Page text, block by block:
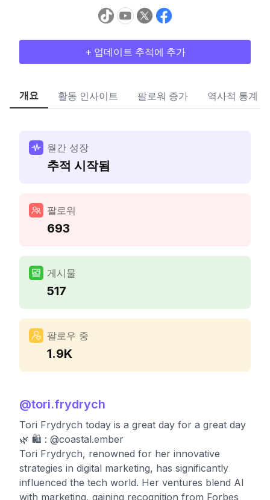
+ 업데이트 추적에 추가
개요 활동 인사이트 팔로워 증가 역사적 통계
월간 성장
추적 시작됨
팔로워
693
게시물
517
팔로우 중
1.9K
@tori.frydrych
Tori Frydrych today is a great day for a great day
🌿 🛍 : @coastal.ember
Tori Frydrych, renowned for her innovative
strategies in digital marketing, has significantly
influenced the tech world. Her ventures blend AI
with marketing, gaining recognition from Forbes